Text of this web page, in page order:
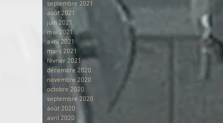
septembre 2021
août 2021
juin 2021
mai 2021
avril 2021
mars 2021
février 2021
décembre 2020
novembre 2020
octobre 2020
septembre 2020
août 2020
avril 2020